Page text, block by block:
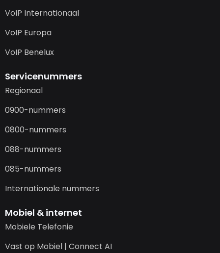
VoIP Internationaal
VoIP Europa
VoIP Benelux
Servicenummers
Regionaal
0900-nummers
0800-nummers
088-nummers
085-nummers
Internationale nummers
Mobiel & internet
Mobiele Telefonie
Vast op Mobiel | Connect AI